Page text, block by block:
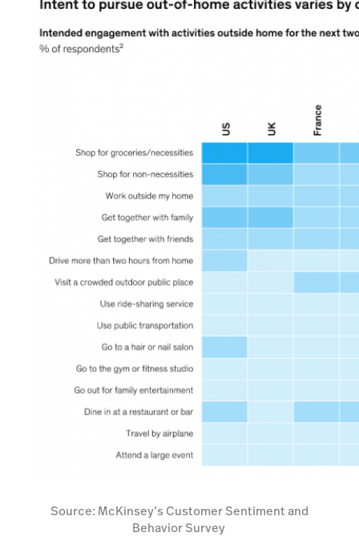
Source: McKinsey’s Customer Sentiment and
Behavior Survey